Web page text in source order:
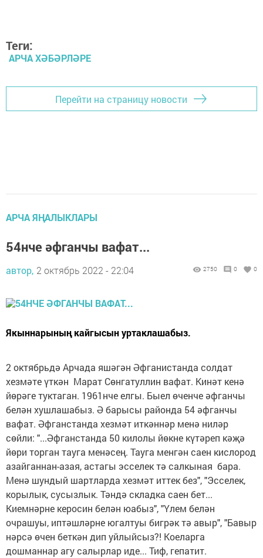
Теги:
АРЧА ХӘБӘРЛӘРЕ
Перейти на страницу новости
АРЧА ЯҢАЛЫКЛАРЫ
54нче әфганчы вафат...
автор, 2 октябрь 2022 - 22:04 2750 0 0
Якыннарының кайгысын уртаклашабыз.
2 октябрьдә Арчада яшәгән Әфганистанда солдат
хезмәте үткән Марат Сөнгатуллин вафат. Кинәт кенә
йөрәге туктаган. 1961нче елгы. Быел өченче әфганчы
белән хушлашабыз. Ә барысы районда 54 әфганчы
вафат. Әфганстанда хезмәт иткәннәр менә ниләр
сөйли: "...Әфганстанда 50 килолы йөкне күтәреп кәҗә
йөри торган тауга менәсең. Тауга менгән саен кислород
азайганнан-азая, астагы эсселек тә салкыная бара.
Менә шундый шартларда хезмәт иттек без", "Эсселек,
корылык, сусызлык. Тәндә складка саен бет...
Киемнәрне керосин белән юабыз", "Үлем белән
очрашуы, иптәшләрне югалтуы бигрәк тә авыр", "Бавыр
нәрсә өчен беткән дип уйлыйсыз?! Коеларга
дошманнар агу салырлар иде... Тиф, гепатит.